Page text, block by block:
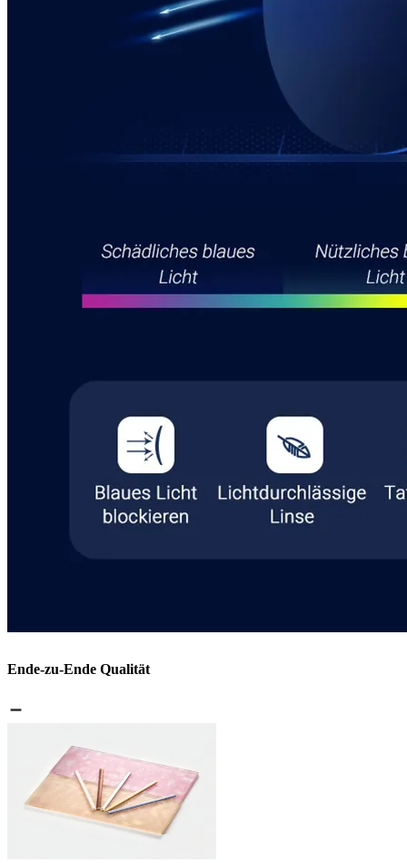
Ende-zu-Ende Qualität